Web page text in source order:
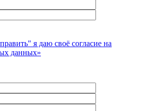
я даю своё согласие на
данных»